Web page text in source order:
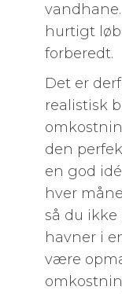
hurtigt
forberedt.
Det er
realistisk
den
en god
hver
så du ikke
havner i
være